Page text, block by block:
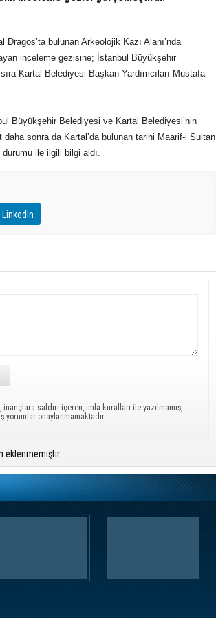
Dragos’ta bulunan Arkeolojik Kazı Alanı’nda
inceleme gezisine; İstanbul Büyükşehir
Kartal Belediyesi Başkan Yardımcıları Mustafa
Büyükşehir Belediyesi ve Kartal Belediyesi’nin
sonra da Kartal’da bulunan tarihi Maarif-i Sultan
durumu ile ilgili bilgi aldı.
LinkedIn
saldırı içeren, imla kuralları ile yazılmamış,
yorumlar onaylanmamaktadır.
eklenmemiştir.